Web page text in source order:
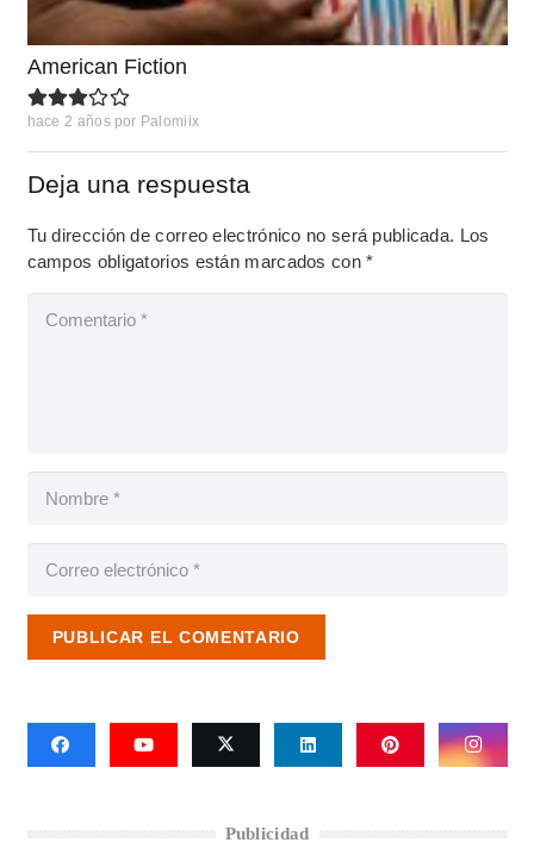
American Fiction
hace 2 años por Palomiix
Deja una respuesta
Tu dirección de correo electrónico no será publicada. Los
campos obligatorios están marcados con*
PUBLICAR EL COMENTARIO
Publicidad